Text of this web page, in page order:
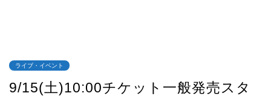
ライブ・イベント
9/15(土)10:00チケット一般発売スタ